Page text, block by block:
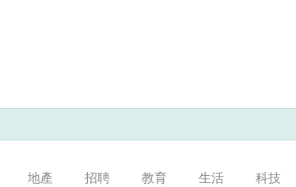
地產 招聘 教育 生活 科技